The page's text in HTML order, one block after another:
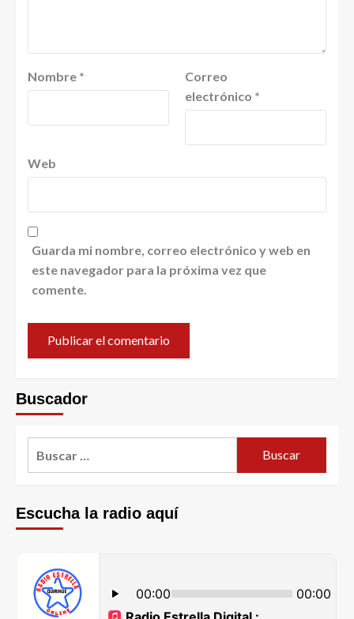
Nombre *
Correo
electrónico *
Web
Guarda mi nombre, correo electrónico y web en
este navegador para la próxima vez que
comente.
Buscador
Escucha la radio aquí